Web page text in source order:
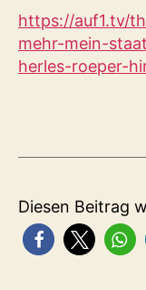
https://auf1.tv/
mehr-mein-
herles-roeper-
Diesen Beitrag